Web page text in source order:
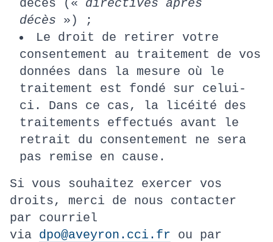
décès (« directives après
décès ») ;
Le droit de retirer votre
consentement au traitement de vos
données dans la mesure où le
traitement est fondé sur celui-
ci. Dans ce cas, la licéité des
traitements effectués avant le
retrait du consentement ne sera
pas remise en cause.
Si vous souhaitez exercer vos
droits, merci de nous contacter
par courriel
via dpo@aveyron.cci.fr ou par